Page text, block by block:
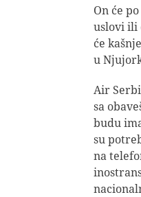
On će
uslovi ili
će
u
Air
sa
budu
su
na